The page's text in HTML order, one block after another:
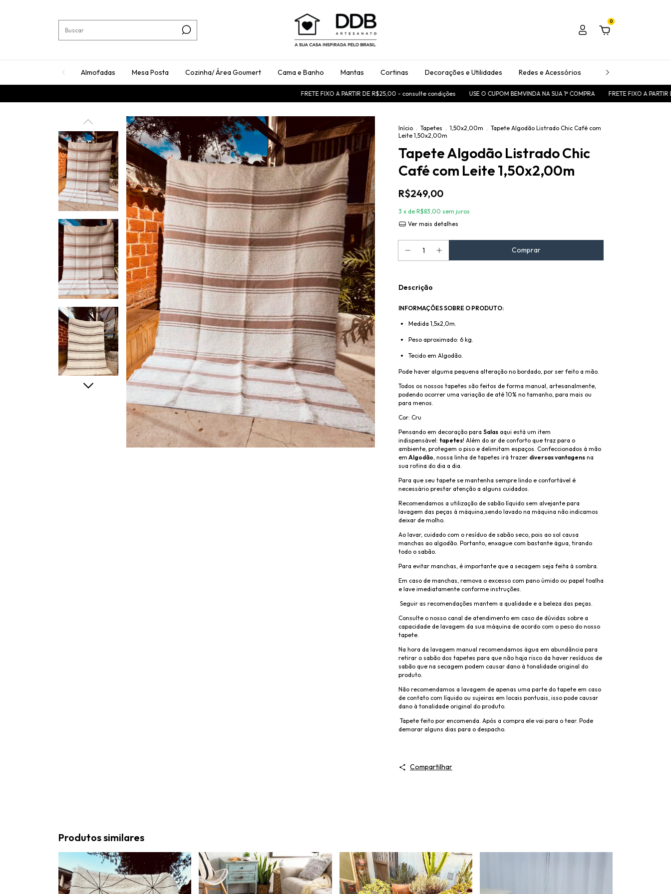
0
Almofadas Mesa Posta Cozinha/ Área Goumert Cama e Banho Mantas Cortinas Decorações e Utilidades Redes e Acessórios Passadeiras
FRETE FIXO A PARTIR DE R$25,00 - consulte condições USE O CUPOM BEMVINDA NA SUA 1ª COMPRA FRETE FIXO A PARTIR DE
Início . Tapetes . 1,50x2,00m . Tapete Algodão Listrado Chic Café com
Leite 1,50x2,00m
Tapete Algodão Listrado Chic
Café com Leite 1,50x2,00m
R$249,00
3 x de R$83,00 sem juros
Ver mais detalhes
Descrição
INFORMAÇÕES SOBRE O PRODUTO:
Medida 1,5x2,0m.
Peso aproximado: 6 kg.
Tecido em Algodão.
Pode haver alguma pequena alteração no bordado, por ser feito a mão.
Todos os nossos tapetes são feitos de forma manual, artesanalmente,
podendo ocorrer uma variação de até 10% no tamanho, para mais ou
para menos.
Cor: Cru
Pensando em decoração para Salas aqui está um item
indispensável: tapetes! Além do ar de conforto que traz para o
ambiente, protegem o piso e delimitam espaços. Confeccionados á mão
em Algodão, nossa linha de tapetes irá trazer diversas vantagens na
sua rotina do dia a dia.
Para que seu tapete se mantenha sempre lindo e confortável é
necessário prestar atenção a alguns cuidados.
Recomendamos a utilização de sabão líquido sem alvejante para
lavagem das peças à máquina,sendo lavado na máquina não indicamos
deixar de molho.
Ao lavar, cuidado com o resíduo de sabão seco, pois ao sol causa
manchas ao algodão. Portanto, enxague com bastante água, tirando
todo o sabão.
Para evitar manchas, é importante que a secagem seja feita à sombra.
Em caso de manchas, remova o excesso com pano úmido ou papel toalha
e lave imediatamente conforme instruções.
Seguir as recomendações mantem a qualidade e a beleza das peças.
Consulte o nosso canal de atendimento em caso de dúvidas sobre a
capacidade de lavagem da sua máquina de acordo com o peso do nosso
tapete.
Na hora da lavagem manual recomendamos água em abundância para
retirar o sabão dos tapetes para que não haja risco da haver resíduos de
sabão que na secagem podem causar dano à tonalidade original do
produto.
Não recomendamos a lavagem de apenas uma parte do tapete em caso
de contato com líquido ou sujeiras em locais pontuais, isso pode causar
dano à tonalidade original do produto.
Tapete feito por encomenda. Após a compra ele vai para o tear. Pode
demorar alguns dias para o despacho.
Compartilhar
Produtos similares